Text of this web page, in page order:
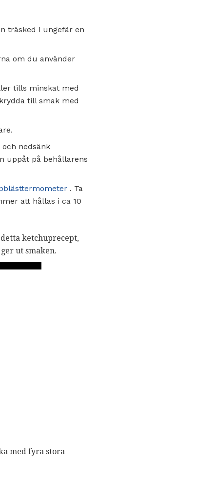
träsked i ungefär en
om du använder
tills minskat med
till smak med
nedsänk
uppåt på behållarens
. Ta
att hållas i ca 10
ketchuprecept,
ut smaken.
med fyra stora